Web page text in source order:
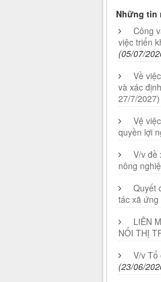
Những tin
Công
việc triển
(05/07/
Về
và xác
27/7/2027)
Vệ
quyền lợi
V/v đề
nông
Quyết
tác xã ứng
LIÊN
NỐI THỊ
V/v Tổ
(23/06/